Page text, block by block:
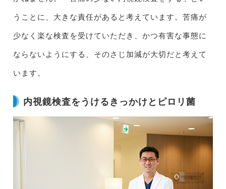
うことに、大きな責任があると考えています。苦痛が
少なく楽な検査を受けていただき、かつ有害な事態に
ならないようにする、そのさじ加減が大切だと考えて
います。
内視鏡検査をうけるきっかけとピロリ菌